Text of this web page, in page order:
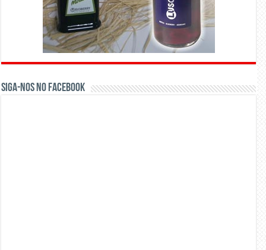
Siga-nos no Facebook